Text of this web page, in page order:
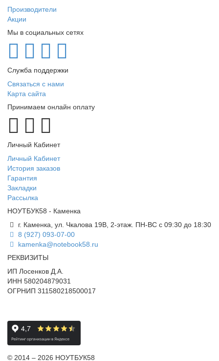
Производители
Акции
Мы в социальных сетях
Служба поддержки
Связаться с нами
Карта сайта
Принимаем онлайн оплату
Личный Кабинет
Личный Кабинет
История заказов
Гарантия
Закладки
Рассылка
НОУТБУК58 - Каменка
г. Каменка, ул. Чкалова 19В, 2-этаж. ПН-ВС с 09:30 до 18:30
8 (927) 093-07-00
kamenka@notebook58.ru
РЕКВИЗИТЫ
ИП Лосенков Д.А.
ИНН 580204879031
ОГРНИП 311580218500017
© 2014 – 2026 НОУТБУК58